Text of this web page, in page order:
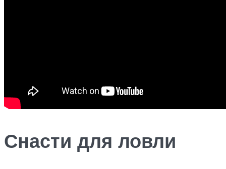
Снасти для ловли